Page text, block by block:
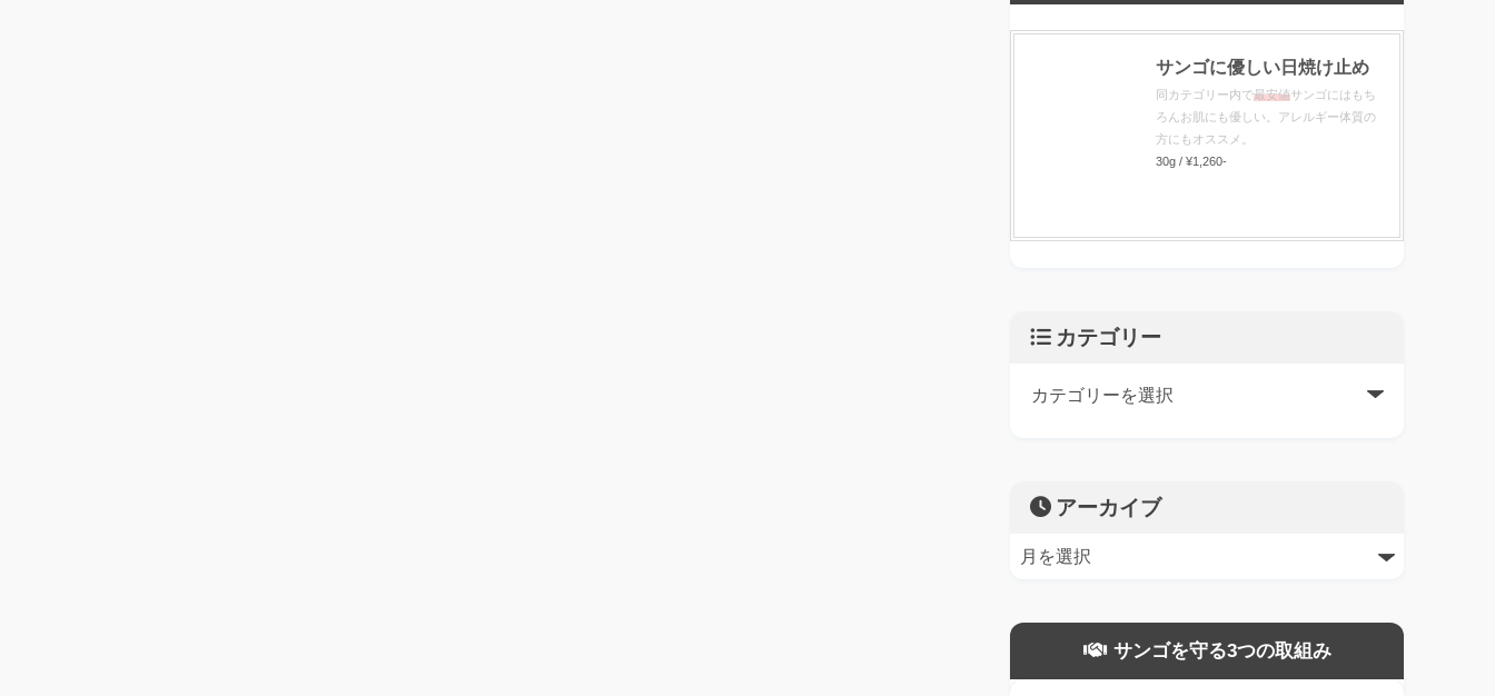
サンゴに優しい日焼け止め
同カテゴリー内で最安値 サンゴにはもち
ろんお肌にも優しい。アレルギー体質の
方にもオススメ。
30g / ¥1,260-
カテゴリー
アーカイブ
サンゴを守る3つの取組み